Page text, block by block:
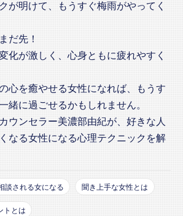
が明けて、もうすぐ梅雨がやってく
だ先！
化が激しく、心身ともに疲れやすく
心を癒やせる女性になれば、もうす
緒に過ごせるかもしれません。
ウンセラー美濃部由紀が、好きな人
なる女性になる心理テクニックを解
談される女になる 聞き上手な女性とは
トとは